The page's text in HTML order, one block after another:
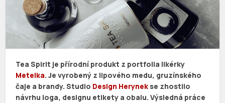
Tea Spirit je přírodní produkt z portfolia likérky
Metelka. Je vyrobený z lipového medu, gruzínského
čaje a brandy. Studio Design Herynek se zhostilo
návrhu loga, designu etikety a obalu. Výsledná práce